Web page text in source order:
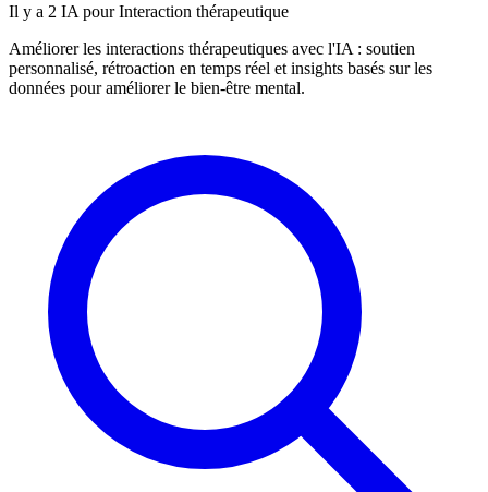
Il y a 2 IA pour Interaction thérapeutique
Améliorer les interactions thérapeutiques avec l'IA : soutien
personnalisé, rétroaction en temps réel et insights basés sur les
données pour améliorer le bien-être mental.